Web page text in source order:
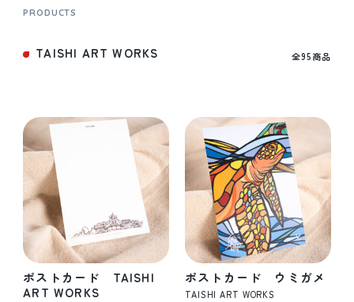
PRODUCTS
TAISHI ART WORKS 全95商品
ポストカード TAISHI
ART WORKS
ポストカード ウミガメ
TAISHI ART WORKS